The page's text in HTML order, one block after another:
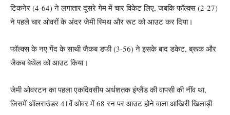
टिकनेर (4-64) ने लगातार दूसरे गेम में चार विकेट लिए, जबकि फॉल्क्स (2-27)
ने पहले चार ओवरों के अंदर जेमी स्मिथ और रूट को आउट कर दिया।
फॉल्क्स के नए गेंद के साथी जैकब डफी (3-56) ने इसके बाद डकेट, ब्रूक और
जैकब बेथेल को आउट किया।
जेमी ओवरटन का पहला एकदिवसीय अर्धशतक इंग्लैंड की वापसी की नींव था,
जिसमें ऑलराउंडर 41वें ओवर में 68 रन पर आउट होने वाला आखिरी खिलाड़ी